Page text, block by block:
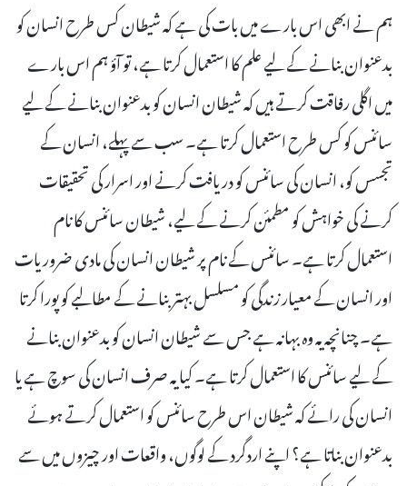
ہم نے ابھی اس بارے میں بات کی ہے کہ شیطان کس طرح انسان کو
بدعنوان بنانے کے لیے علم کا استعمال کرتا ہے، تو آؤ ہم اس بارے
میں اگلی رفاقت کرتے ہیں کہ شیطان انسان کو بدعنوان بنانے کے لیے
سائنس کو کس طرح استعمال کرتا ہے۔ سب سے پہلے، انسان کے
تجسس کو، انسان کی سائنس کو دریافت کرنے اور اسرار کی تحقیقات
کرنے کی خواہش کو مطمئن کرنے کے لیے، شیطان سائنس کا نام
استعمال کرتا ہے۔ سائنس کے نام پر شیطان انسان کی مادی ضروریات
اور انسان کے معیار زندگی کو مسلسل بہتر بنانے کے مطالبے کو پورا کرتا
ہے۔ چنانچہ یہ وہ بہانہ ہے جس سے شیطان انسان کو بدعنوان بنانے
کے لیے سائنس کا استعمال کرتا ہے۔ کیا یہ صرف انسان کی سوچ ہے یا
انسان کی رائے کہ شیطان اس طرح سائنس کو استعمال کرتے ہوئے
بدعنوان بناتا ہے؟ اپنے اردگرد کے لوگوں، واقعات اور چیزوں میں سے